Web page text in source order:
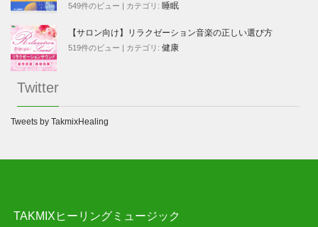
549件のビュー カテゴリ: 睡眠
【サロン向け】リラクゼーション音楽の正しい選び方
519件のビュー カテゴリ: 健康
Twitter
Tweets by TakmixHealing
TAKMIXヒーリングミュージック